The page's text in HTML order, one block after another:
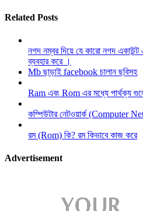
Related Posts
নগদ নম্বর দিয়ে যে কারো নগদ
ব্যবহার করে ।
Mb ছাড়াই facebook চালান ছবিসহ
Ram এবং Rom এর মধ্যে পার্থক্য
কম্পিউটার নেটওয়ার্ক (Computer
রম (Rom) কি? রম কিভাবে কাজ করে
Advertisement